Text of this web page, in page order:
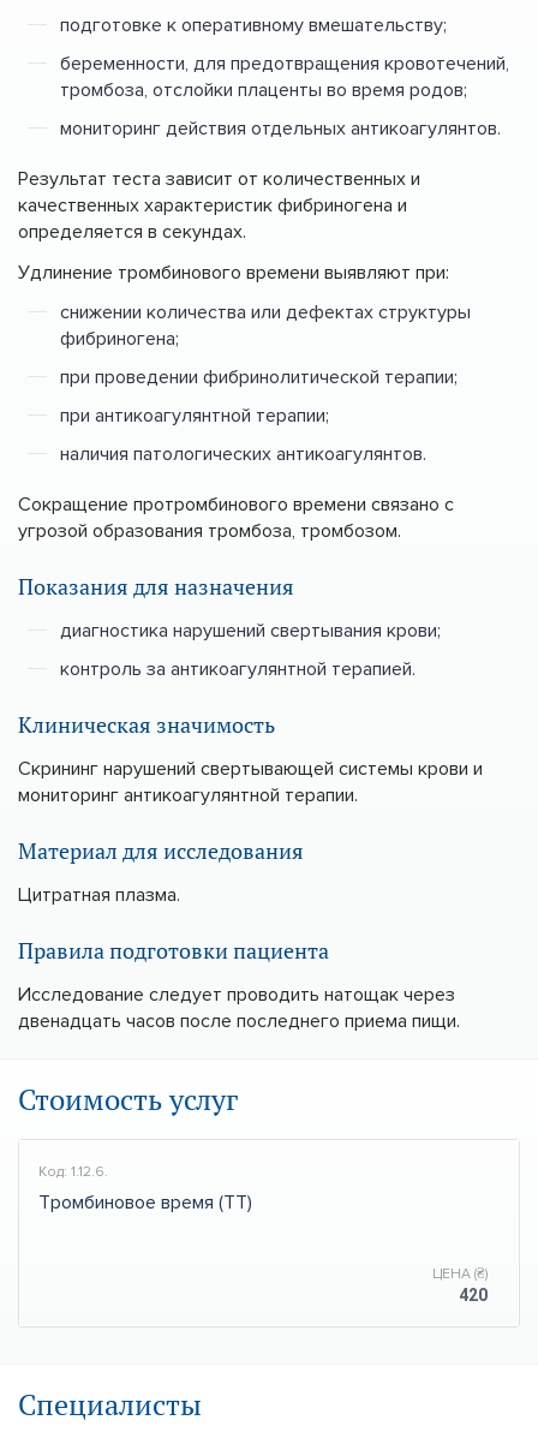
подготовке к оперативному вмешательству;
беременности, для предотвращения кровотечений,
тромбоза, отслойки плаценты во время родов;
мониторинг действия отдельных антикоагулянтов.
Результат теста зависит от количественных и
качественных характеристик фибриногена и
определяется в секундах.
Удлинение тромбинового времени выявляют при:
снижении количества или дефектах структуры
фибриногена;
при проведении фибринолитической терапии;
при антикоагулянтной терапии;
наличия патологических антикоагулянтов.
Сокращение протромбинового времени связано с
угрозой образования тромбоза, тромбозом.
Показания для назначения
диагностика нарушений свертывания крови;
контроль за антикоагулянтной терапией.
Клиническая значимость
Скрининг нарушений свертывающей системы крови и
мониторинг антикоагулянтной терапии.
Материал для исследования
Цитратная плазма.
Правила подготовки пациента
Исследование следует проводить натощак через
двенадцать часов после последнего приема пищи.
Стоимость услуг
Код: 1.12.6.
Тромбиновое время (ТТ)
ЦЕНА (₴)
420
Специалисты